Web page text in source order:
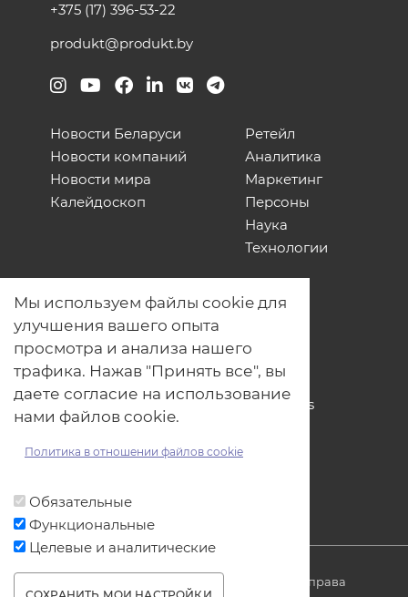
+375 (17) 396-53-22
produkt@produkt.by
Новости Беларуси
Новости компаний
Новости мира
Калейдоскоп
Ретейл
Аналитика
Маркетинг
Персоны
Наука
Технологии
О нас
Наши проекты
Связь с нами
Общая политика обработки
персональных данных
Политика обработки файлов Cookies
Политика обработки персональных
© ОДО «Точно-вовремя» 2007-2026. Все права
Мы используем файлы cookie для
улучшения вашего опыта
просмотра и анализа нашего
трафика. Нажав "Принять все", вы
даете согласие на использование
нами файлов cookie.
Политика в отношении файлов cookie
Обязательные
Функциональные
Целевые и аналитические